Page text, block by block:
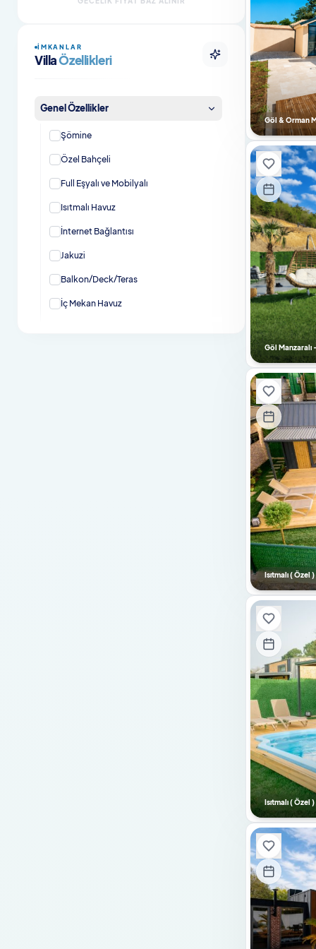
Evcil Hayvan Dostu Villalar
Isıtmalı Havuzlu Villalar
Kahvaltı Dahil Villalar
En Çok Tercih Edilenler
İMKANLAR
VillaÖzellikleri
Genel Özellikler
Şömine
Özel Bahçeli
Full Eşyalı ve Mobilyalı
Isıtmalı Havuz
İnternet Bağlantısı
Jakuzi
Balkon/Deck/Teras
İç Mekan Havuz
Göl & Orman
Göl Manzaralı
Isıtmalı ( Özel
Isıtmalı ( Özel